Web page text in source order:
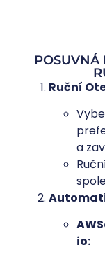
POSUVNÁ
Ruční
a
io: